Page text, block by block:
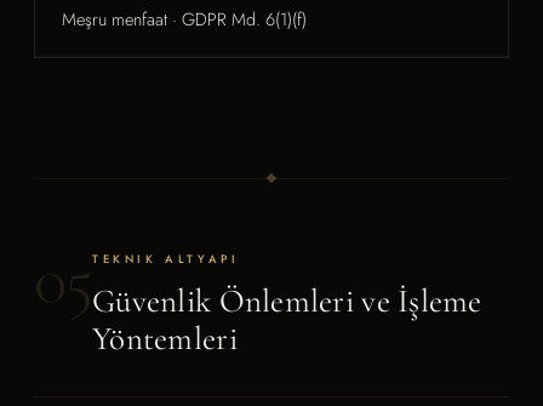
Meşru menfaat · GDPR Md. 6(1)(f)
05TEKNIK ALTYAPI
Güvenlik Önlemleri ve İşleme
Yöntemleri